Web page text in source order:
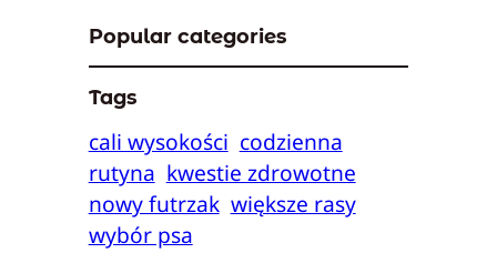
Popular categories
Tags
cali wysokości codzienna
rutyna kwestie zdrowotne
nowy futrzak większe rasy
wybór psa